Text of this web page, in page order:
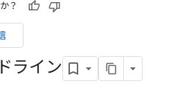
？
ライン